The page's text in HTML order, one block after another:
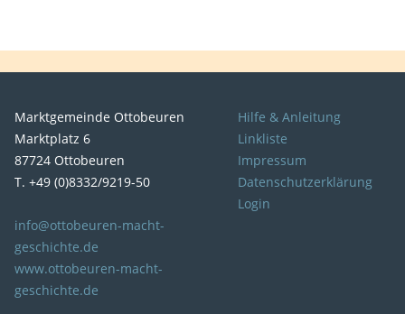
Marktgemeinde Ottobeuren
Marktplatz 6
87724 Ottobeuren
T. +49 (0)8332/9219-50
info@ottobeuren-macht-
geschichte.de
www.ottobeuren-macht-
geschichte.de
Hilfe & Anleitung
Linkliste
Impressum
Datenschutzerklärung
Login